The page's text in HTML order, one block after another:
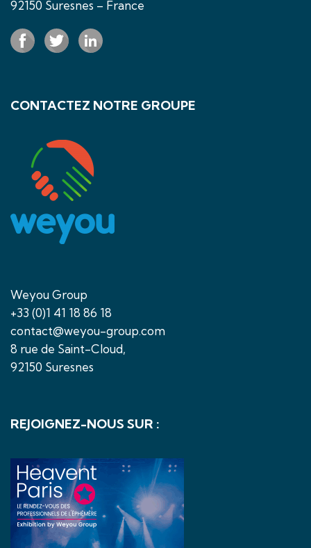
92150 Suresnes – France
CONTACTEZ NOTRE GROUPE
Weyou Group
+33 (0)1 41 18 86 18
contact@weyou-group.com
8 rue de Saint-Cloud,
92150 Suresnes
REJOIGNEZ-NOUS SUR :